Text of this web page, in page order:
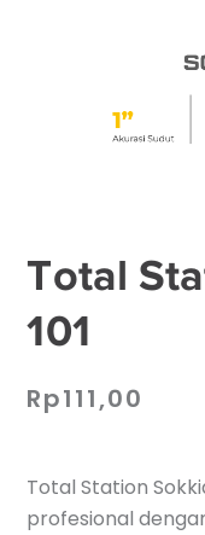
Total
101
Rp111,00
Total Station
profesional